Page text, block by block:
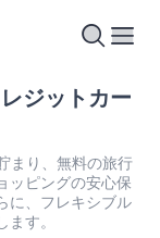
ジットカー
まり、無料の旅行
ッピングの安心保
に、フレキシブル
す。